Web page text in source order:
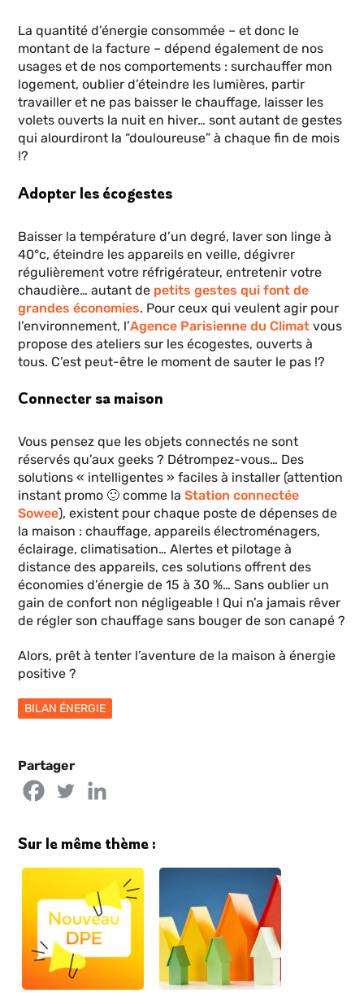
La quantité d’énergie consommée – et donc le
montant de la facture – dépend également de nos
usages et de nos comportements : surchauffer mon
logement, oublier d’éteindre les lumières, partir
travailler et ne pas baisser le chauffage, laisser les
volets ouverts la nuit en hiver… sont autant de gestes
qui alourdiront la “douloureuse” à chaque fin de mois
!?
Adopter les écogestes
Baisser la température d’un degré, laver son linge à
40°c, éteindre les appareils en veille, dégivrer
régulièrement votre réfrigérateur, entretenir votre
chaudière… autant de petits gestes qui font de
grandes économies. Pour ceux qui veulent agir pour
l’environnement, l’Agence Parisienne du Climat vous
propose des ateliers sur les écogestes, ouverts à
tous. C’est peut-être le moment de sauter le pas !?
Connecter sa maison
Vous pensez que les objets connectés ne sont
réservés qu’aux geeks ? Détrompez-vous… Des
solutions « intelligentes » faciles à installer (attention
instant promo 🙂 comme laStation connectée
Sowee), existent pour chaque poste de dépenses de
la maison : chauffage, appareils électroménagers,
éclairage, climatisation… Alertes et pilotage à
distance des appareils, ces solutions offrent des
économies d’énergie de 15 à 30 %… Sans oublier un
gain de confort non négligeable ! Qui n’a jamais rêver
de régler son chauffage sans bouger de son canapé ?
Alors, prêt à tenter l’aventure de la maison à énergie
positive ?
BILAN ÉNERGIE
Partager
Sur le même thème :